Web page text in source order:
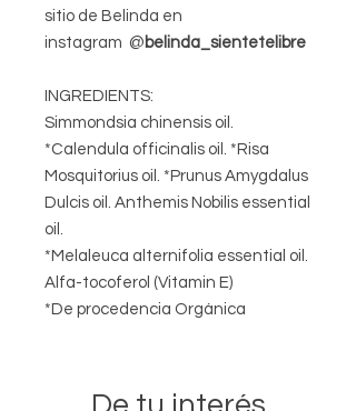
sitio de Belinda en
instagram @ belinda_sientetelibre
INGREDIENTS:
Simmondsia chinensis oil.
*Calendula officinalis oil. *Risa
Mosquitorius oil. *Prunus Amygdalus
Dulcis oil. Anthemis Nobilis essential
oil.
*Melaleuca alternifolia essential oil.
Alfa-tocoferol (Vitamin E)
*De procedencia Orgánica